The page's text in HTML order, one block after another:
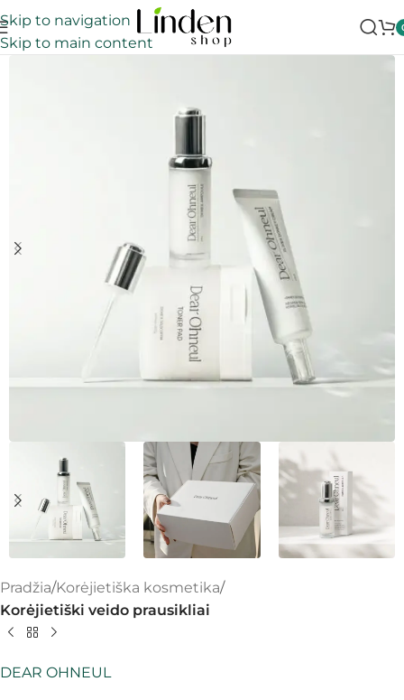
Skip to navigation
Skip to main content
Pradžia Korėjietiška kosmetika
Korėjietiški veido prausikliai
DEAR OHNEUL